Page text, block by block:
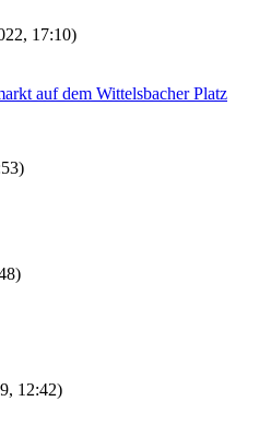
17:10)
auf dem Wittelsbacher Platz
12:42)